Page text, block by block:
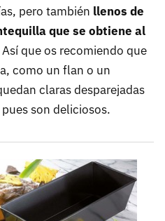
pero también llenos de
que se obtiene al
Así que os recomiendo que
como un flan o un
claras desparejadas
son deliciosos.